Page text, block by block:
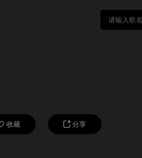
收藏  分享